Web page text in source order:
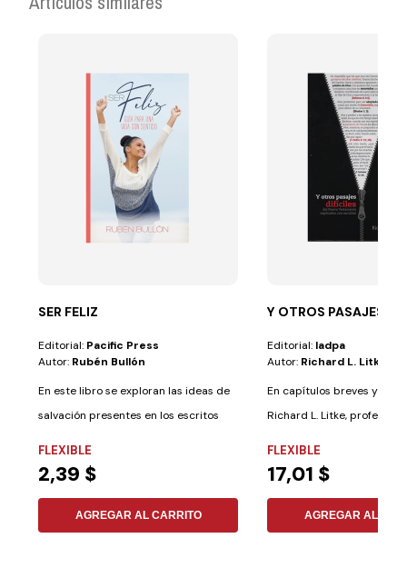
SER FELIZ
Editorial: Pacific Press
Autor: Rubén Bullón
En este libro se exploran las ideas de
salvación presentes en los escritos
FLEXIBLE
2,39 $
AGREGAR AL CARRITO
Y OTROS PASAJES
Editorial: Iadpa
Autor: Richard L. Litke
En capítulos breves y
Richard L. Litke, profesor
FLEXIBLE
17,01 $
AGREGAR AL